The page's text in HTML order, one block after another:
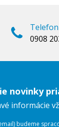
Telefon
0908
novinky
informácie
budeme